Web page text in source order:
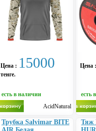
Цена : 15000
тенге.
есть в наличии
AcidNatural
Цена
есть
Трубка Salvimar BITE
Тяж